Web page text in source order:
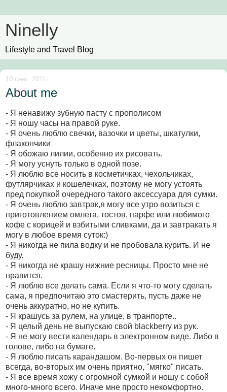
Ninelly
Lifestyle and Travel Blog
10 сент. 2011 г.
About me
- Я ненавижу зубную пасту с прополисом
- Я ношу часы на правой руке.
- Я очень люблю свечки, вазочки и цветы, шкатулки,
флакончики
- Я обожаю лилии, особенно их рисовать.
- Я могу уснуть только в одной позе.
- Я люблю все носить в косметичках, чехольчиках,
футлярчиках и кошелечках, поэтому не могу устоять
пред покупкой очередного такого аксессуара для сумки.
- Я очень люблю завтрак,я могу все утро возиться с
приготовлением омлета, тостов, парфе или любимого
кофе с корицей и взбитыми сливками, да и завтракать я
могу в любое время суток:)
- Я никогда не пила водку и не пробовала курить. И не
буду.
- Я никогда не крашу нижние ресницы. Просто мне не
нравится.
- Я люблю все делать сама. Если я что-то могу сделать
сама, я предпочитаю это смастерить, пусть даже не
очень аккуратно, но не купить.
- Я крашусь за рулем, на улице, в транпорте..
- Я целый день не выпускаю свой blackberry из рук.
- Я не могу вести календарь в электронном виде. Либо в
голове, либо на бумаге.
- Я люблю писать карандашом. Во-первых он пишет
всегда, во-вторых им очень приятно, "мягко" писать.
- Я все время хожу с огромной сумкой и ношу с собой
много-много всего. Иначе мне просто некомфортно.